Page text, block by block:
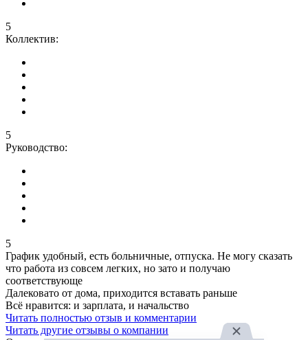
5
Коллектив:
5
Руководство:
5
График удобный, есть больничные, отпуска. Не могу сказать
что работа из совсем легких, но зато и получаю
соответствующе
Далековато от дома, приходится вставать раньше
Всё нравится: и зарплата, и начальство
Читать полностью отзыв и комментарии
Читать другие отзывы о компании